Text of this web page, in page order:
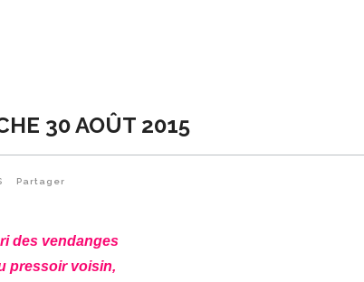
30 AOÛT 2015
Partager
des vendanges
pressoir voisin,